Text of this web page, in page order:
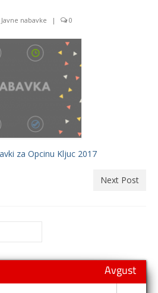
Javne nabavke | 0
za Opcinu Kljuc 2017
Next Post
Avgust